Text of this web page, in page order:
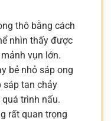
thô bằng cách
nhìn thấy được
vụn lớn.
bẻ nhỏ sáp ong
sáp tan chảy
trình nấu.
rất quan trọng